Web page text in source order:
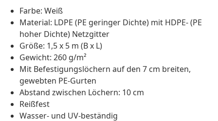
Farbe: Weiß
Material: LDPE (PE geringer Dichte) mit HDPE- (PE
hoher Dichte) Netzgitter
Größe: 1,5 x 5 m (B x L)
Gewicht: 260 g/m²
Mit Befestigungslöchern auf den 7 cm breiten,
gewebten PE-Gurten
Abstand zwischen Löchern: 10 cm
Reißfest
Wasser- und UV-beständig